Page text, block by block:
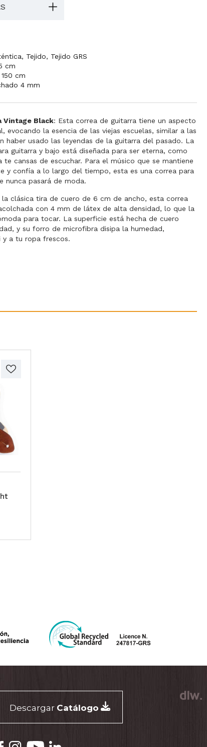
, Tejido, Tejido GRS
cm
150 cm
4 mm
Vintage Black: Esta correa de guitarra tiene un aspecto
evocando la esencia de las viejas escuelas, similar a las
haber usado las leyendas de la guitarra del pasado. La
guitarra y bajo está diseñada para ser eterna, como
te cansas de escuchar. Para el músico que se mantiene
y confía a lo largo del tiempo, esta es una correa para
nunca pasará de moda.
la clásica tira de cuero de 6 cm de ancho, esta correa
con 4 mm de látex de alta densidad, lo que la
para tocar. La superficie está hecha de cuero
y su forro de microfibra disipa la humedad,
y a tu ropa frescos.
Descargar Catálogo